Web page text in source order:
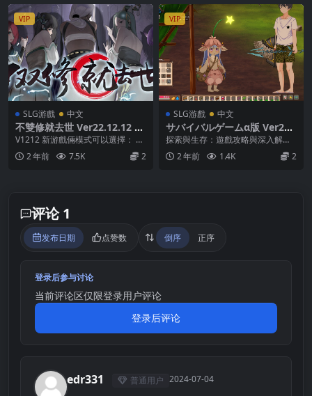
VIP
SLG游戲 中文
不雙修就去世 Ver22.12.12 存
檔攻略
V1212 新游戲倆模式可以選擇： ◆
凡人修仙模式：需要通過挑戰小游
戲晉升和推動...
2 年前 7.5K 2
VIP
SLG游戲 中文
サバイバルゲームα版 Ver202
31116 中文 無碼
探索與生存：遊戲攻略與深入解析
當你踏入這個充滿未知與冒險的遊
戲世界，面臨的不僅...
2 年前 1.4K 2
评论 1
发布日期 点赞数 倒序 正序
登录后参与讨论
当前评论区仅限登录用户评论
登录后评论
E edr331 普通用户 2024-07-04